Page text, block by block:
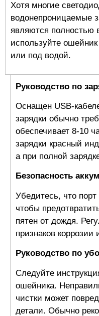
Хотя многие
водонепроницаемые
являются
используйте
или под водой.
Руководство по
Оснащен USB-
зарядки обычно
обеспечивает 8-10
зарядки красный
а при полной
Безопасность
Убедитесь, что
чтобы
пятен от дождя.
признаков коррозии
Руководство по
Следуйте
ошейника.
чистки может
детали. Обычно